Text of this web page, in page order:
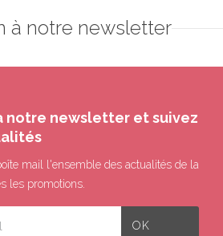
à notre newsletter
notre newsletter et suivez
mail l'ensemble des actualités de la
les promotions.